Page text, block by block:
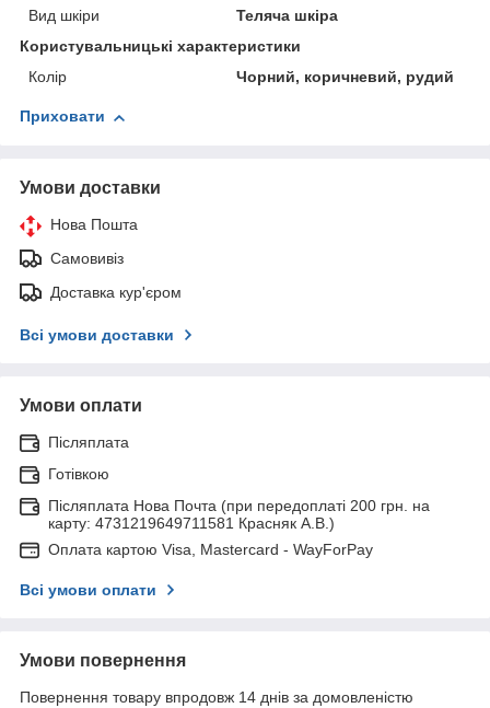
Вид шкіри
Теляча шкіра
Користувальницькі характеристики
Колір
Чорний, коричневий, рудий
Приховати
Умови доставки
Нова Пошта
Самовивіз
Доставка кур'єром
Всі умови доставки
Умови оплати
Післяплата
Готівкою
Післяплата Нова Почта (при передоплаті 200 грн. на
карту: 4731219649711581 Красняк А.В.)
Оплата картою Visa, Mastercard - WayForPay
Всі умови оплати
Умови повернення
Повернення товару впродовж 14 днів за домовленістю